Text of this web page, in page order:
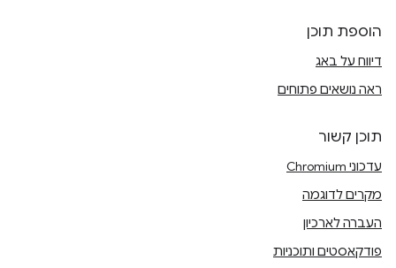
הוספת תוכן
דיווח על באג
ראה נושאים פתוחים
תוכן קשור
עדכוני Chromium
מקרים לדוגמה
העברה לארכיון
פודקאסטים ותוכניות